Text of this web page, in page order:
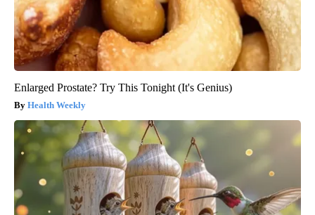
Enlarged Prostate? Try This Tonight (It's Genius)
Health Weekly